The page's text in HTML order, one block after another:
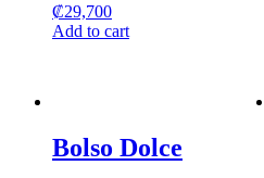
₡29,700
Add to cart
Bolso Dolce